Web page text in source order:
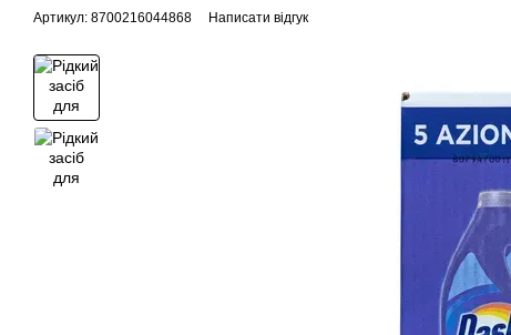
Артикул: 8700216044868 Написати відгук